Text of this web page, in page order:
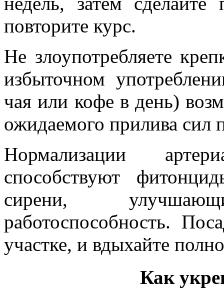
повторите курс.
Не злоупотребляете
избыточном
чая или кофе в день)
ожидаемого прилива сил
Нормализации
способствуют
сирени,
работоспособность.
участке, и вдыхайте
Как